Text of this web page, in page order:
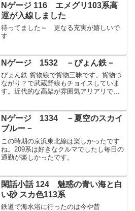
Nゲージ 116 エメグリ103系高
運が入線しました
待ってました～ 更なる充実が嬉しいで
す
Nゲージ 1532 －ぴょん鉄－
ぴょん鉄 貨物線で貨物三昧です。貨物つ
ながり？で武蔵野線もチョイスしていま
す。近代的な高架が雰囲気アリアリで楽
Nゲージ 1334 －夏空のスカイ
ブルー－
この時期の京浜東北線は楽しかったです
ね。209系は好きなクルマでしたし毎日の
通勤が楽しかったです。
閑話小話 124 魅惑の青い海と白
い砂 スカ色113系
鉄道で海水浴に行ったのは今や昔